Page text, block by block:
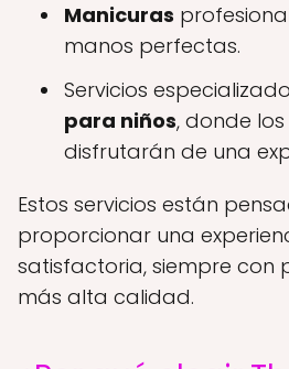
Manicuras
manos perfectas.
Servicios
para niños, donde
disfrutarán de una
Estos servicios están
proporcionar una
satisfactoria, siempre con
más alta calidad.